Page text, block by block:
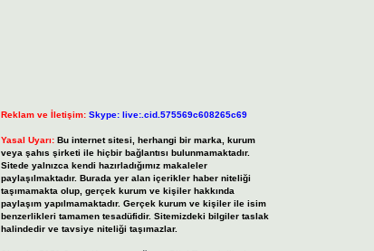
Reklam ve İletişim: Skype: live:.cid.575569c608265c69
Yasal Uyarı: Bu internet sitesi, herhangi bir marka, kurum
veya şahıs şirketi ile hiçbir bağlantısı bulunmamaktadır.
Sitede yalnızca kendi hazırladığımız makaleler
paylaşılmaktadır. Burada yer alan içerikler haber niteliği
taşımamakta olup, gerçek kurum ve kişiler hakkında
paylaşım yapılmamaktadır. Gerçek kurum ve kişiler ile isim
benzerlikleri tamamen tesadüfidir. Sitemizdeki bilgiler taslak
halindedir ve tavsiye niteliği taşımazlar.